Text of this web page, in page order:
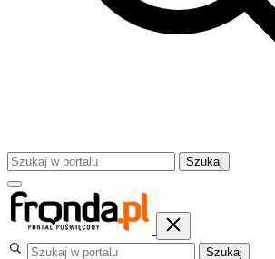
Szukaj
Szukaj